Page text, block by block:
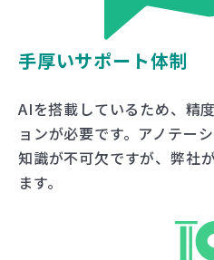
手厚いサポート体制
AIを搭載しているため、精
ョンが必要です。アノテー
知識が不可欠ですが、弊社
ます。